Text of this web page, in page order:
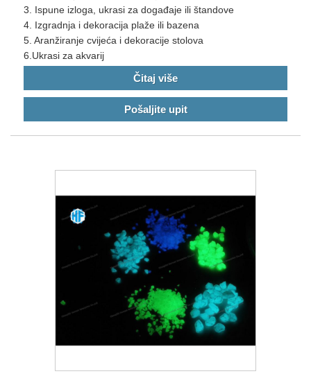
3. Ispune izloga, ukrasi za događaje ili štandove
4. Izgradnja i dekoracija plaže ili bazena
5. Aranžiranje cvijeća i dekoracije stolova
6.Ukrasi za akvarij
Čitaj više
Pošaljite upit